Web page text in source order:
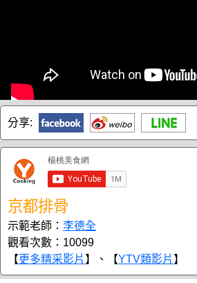
分享:
京都排骨
示範老師： 李德全
觀看次數：10099
【更多精采影片 】、【YTV類影片 】